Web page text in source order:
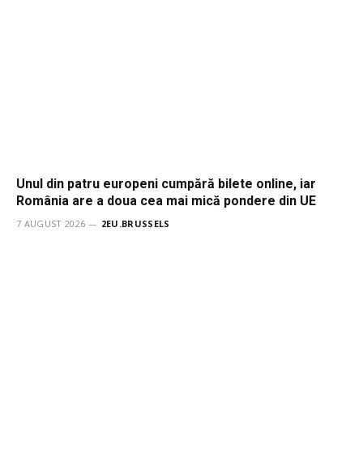
Unul din patru europeni cumpără bilete online, iar
România are a doua cea mai mică pondere din UE
7 AUGUST 2026 2EU.BRUSSELS